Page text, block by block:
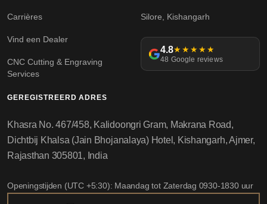
Carrières
Vind een Dealer
CNC Cutting & Engraving
Services
Silore, Kishangarh
4.8★★★★★
48 Google reviews
GEREGISTREERD ADRES
Khasra No. 467/458, Kalidoongri Gram, Makrana Road,
Dichtbij Khalsa (Jain Bhojanalaya) Hotel, Kishangarh, Ajmer,
Rajasthan 305801, India
Openingstijden (UTC +5:30): Maandag tot Zaterdag 0930-1830 uur